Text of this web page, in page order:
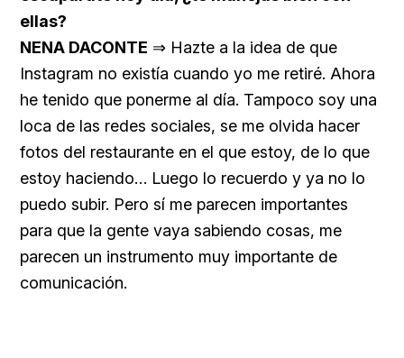
ellas?
NENA DACONTE ⇒ Hazte a la idea de que
Instagram no existía cuando yo me retiré. Ahora
he tenido que ponerme al día. Tampoco soy una
loca de las redes sociales, se me olvida hacer
fotos del restaurante en el que estoy, de lo que
estoy haciendo… Luego lo recuerdo y ya no lo
puedo subir. Pero sí me parecen importantes
para que la gente vaya sabiendo cosas, me
parecen un instrumento muy importante de
comunicación.